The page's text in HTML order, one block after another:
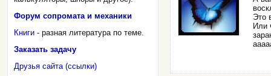
Форум сопромата и механики
Книги - разная литература по теме.
Заказать задачу
Друзья сайта (ссылки)
Это
Или